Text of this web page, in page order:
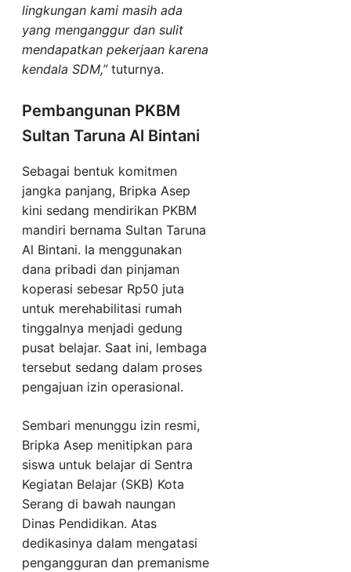
lingkungan kami masih ada
yang menganggur dan sulit
mendapatkan pekerjaan karena
kendala SDM,”tuturnya.
Pembangunan PKBM
Sultan Taruna Al Bintani
Sebagai bentuk komitmen
jangka panjang, Bripka Asep
kini sedang mendirikan PKBM
mandiri bernama Sultan Taruna
Al Bintani. Ia menggunakan
dana pribadi dan pinjaman
koperasi sebesar Rp50 juta
untuk merehabilitasi rumah
tinggalnya menjadi gedung
pusat belajar. Saat ini, lembaga
tersebut sedang dalam proses
pengajuan izin operasional.
Sembari menunggu izin resmi,
Bripka Asep menitipkan para
siswa untuk belajar di Sentra
Kegiatan Belajar (SKB) Kota
Serang di bawah naungan
Dinas Pendidikan. Atas
dedikasinya dalam mengatasi
pengangguran dan premanisme